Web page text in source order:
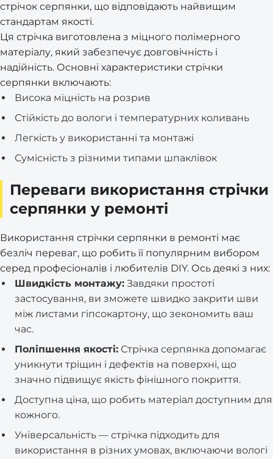
стрічок серпянки, що відповідають найвищим
стандартам якості.
Ця стрічка виготовлена з міцного полімерного
матеріалу, який забезпечує довговічність і
надійність. Основні характеристики стрічки
серпянки включають:
Висока міцність на розрив
Стійкість до вологи і температурних коливань
Легкість у використанні та монтажі
Сумісність з різними типами шпаклівок
Переваги використання стрічки
серпянки у ремонті
Використання стрічки серпянки в ремонті має
безліч переваг, що робить її популярним вибором
серед професіоналів і любителів DIY. Ось деякі з них:
Швидкість монтажу: Завдяки простоті
застосування, ви зможете швидко закрити шви
між листами гіпсокартону, що зекономить ваш
час.
Поліпшення якості: Стрічка серпянка допомагає
уникнути тріщин і дефектів на поверхні, що
значно підвищує якість фінішного покриття.
Доступна ціна, що робить матеріал доступним для
кожного.
Універсальність — стрічка підходить для
використання в різних умовах, включаючи вологі